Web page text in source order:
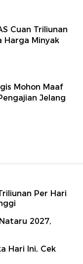
Cuan Triliunan
Harga Minyak
Mohon Maaf
Jelang
Per Hari
2027,
Hari Ini, Cek